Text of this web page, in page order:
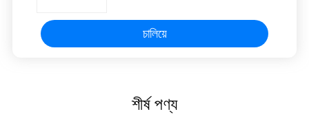
চালিয়ে
শীর্ষ পণ্য